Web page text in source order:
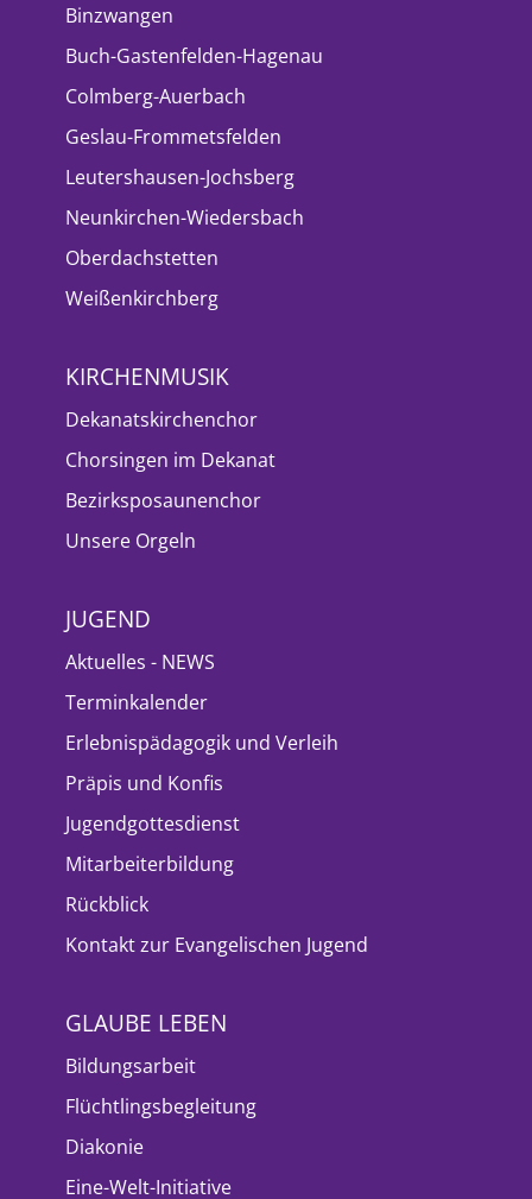
Binzwangen
Buch-Gastenfelden-Hagenau
Colmberg-Auerbach
Geslau-Frommetsfelden
Leutershausen-Jochsberg
Neunkirchen-Wiedersbach
Oberdachstetten
Weißenkirchberg
KIRCHENMUSIK
Dekanatskirchenchor
Chorsingen im Dekanat
Bezirksposaunenchor
Unsere Orgeln
JUGEND
Aktuelles - NEWS
Terminkalender
Erlebnispädagogik und Verleih
Präpis und Konfis
Jugendgottesdienst
Mitarbeiterbildung
Rückblick
Kontakt zur Evangelischen Jugend
GLAUBE LEBEN
Bildungsarbeit
Flüchtlingsbegleitung
Diakonie
Eine-Welt-Initiative